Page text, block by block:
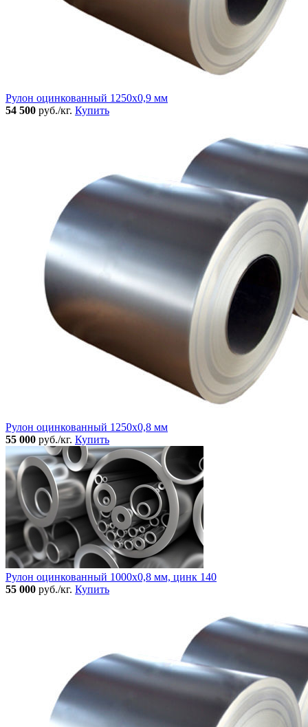
Рулон оцинкованный 1250х0,9 мм
54 500 руб./кг. Купить
Рулон оцинкованный 1250х0,8 мм
55 000 руб./кг. Купить
Рулон оцинкованный 1000х0,8 мм, цинк 140
55 000 руб./кг. Купить